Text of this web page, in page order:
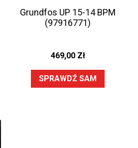
Grundfos UP 15-14 BPM
(97916771)
469,00 Zł
SPRAWDŹ SAM